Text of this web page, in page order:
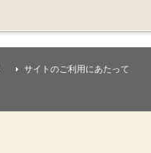
サイトのご利用にあたって